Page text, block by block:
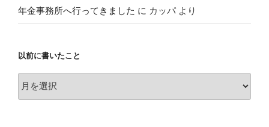
年金事務所へ行ってきました に カッパより
以前に書いたこと
前